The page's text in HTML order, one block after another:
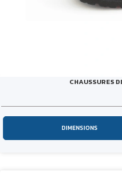
CHAUSSURES
DIMENSIONS